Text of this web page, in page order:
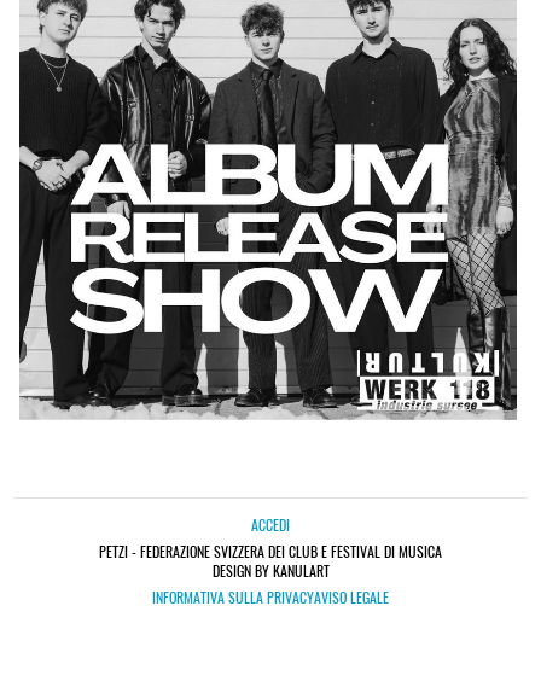
ACCEDI
PETZI - FEDERAZIONE SVIZZERA DEI CLUB E FESTIVAL DI MUSICA
DESIGN BY KANULART
INFORMATIVA SULLA PRIVACYAVISO LEGALE